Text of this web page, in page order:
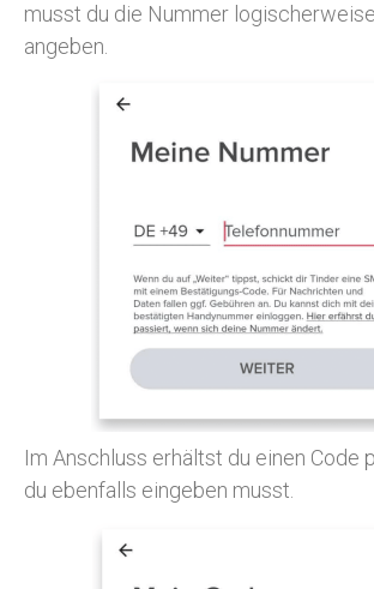
musst du die Nummer
angeben.
Im Anschluss erhältst du einen Code
du ebenfalls eingeben musst.